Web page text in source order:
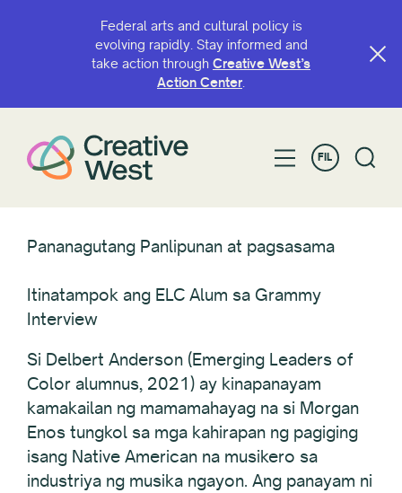
Federal arts and cultural policy is
evolving rapidly. Stay informed and
take action through Creative West’s
Action Center.
FIL
Pananagutang Panlipunan at pagsasama
Itinatampok ang ELC Alum sa Grammy
Interview
Si Delbert Anderson (Emerging Leaders of
Color alumnus, 2021) ay kinapanayam
kamakailan ng mamamahayag na si Morgan
Enos tungkol sa mga kahirapan ng pagiging
isang Native American na musikero sa
industriya ng musika ngayon. Ang panayam ni